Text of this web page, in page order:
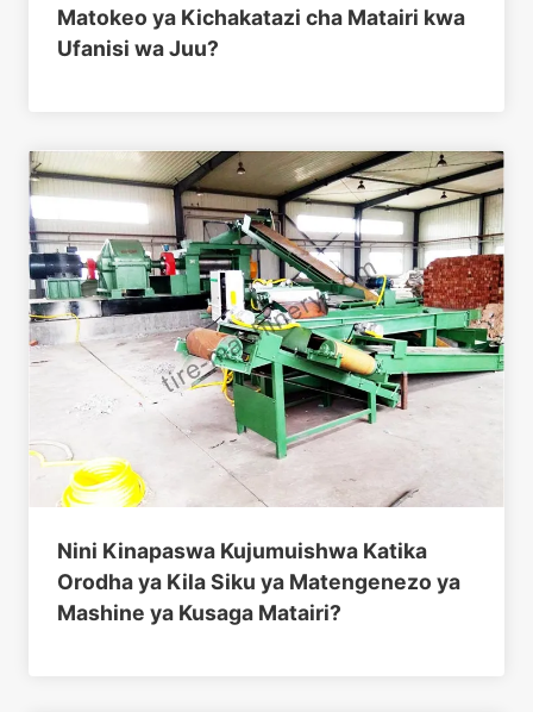
Matokeo ya Kichakatazi cha Matairi kwa
Ufanisi wa Juu?
Nini Kinapaswa Kujumuishwa Katika
Orodha ya Kila Siku ya Matengenezo ya
Mashine ya Kusaga Matairi?